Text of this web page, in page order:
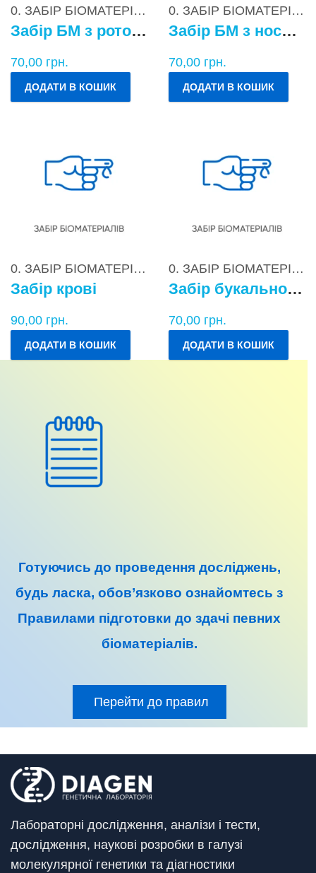
0. ЗАБІР БІОМАТЕРІАЛІВ
Забір БМ з ротоглотки
70,00 грн.
ДОДАТИ В КОШИК
0. ЗАБІР БІОМАТЕРІАЛІВ
Забір БМ з носоглотки
70,00 грн.
ДОДАТИ В КОШИК
0. ЗАБІР БІОМАТЕРІАЛІВ
Забір крові
90,00 грн.
ДОДАТИ В КОШИК
0. ЗАБІР БІОМАТЕРІАЛІВ
Забір букального епітелію
70,00 грн.
ДОДАТИ В КОШИК
Готуючись до проведення досліджень,
будь ласка, обов’язково ознайомтесь з
Правилами підготовки до здачі певних
біоматеріалів.
Перейти до правил
Лабораторні дослідження, аналізи і тести,
дослідження, наукові розробки в галузі
молекулярної генетики та діагностики